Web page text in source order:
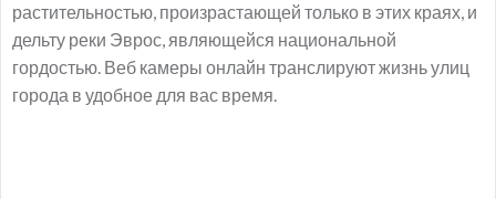
растительностью, произрастающей только в этих краях, и
дельту реки Эврос, являющейся национальной
гордостью. Веб камеры онлайн транслируют жизнь улиц
города в удобное для вас время.